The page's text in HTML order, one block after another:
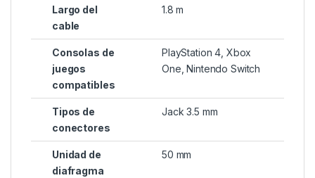
Largo del
cable
1.8 m
Consolas de
juegos
compatibles
PlayStation 4, Xbox
One, Nintendo Switch
Tipos de
conectores
Jack 3.5 mm
Unidad de
diafragma
50 mm